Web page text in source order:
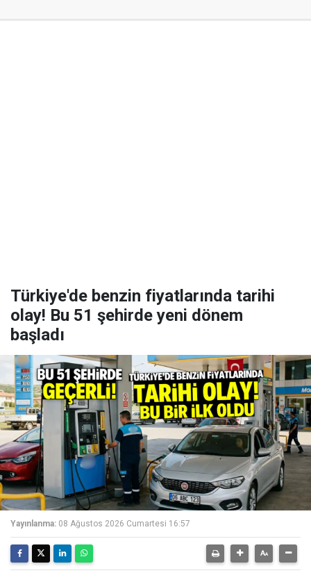
Türkiye'de benzin fiyatlarında tarihi
olay! Bu 51 şehirde yeni dönem
başladı
Yayınlanma: 08 Ağustos 2026 Cumartesi 16:57